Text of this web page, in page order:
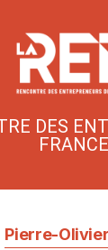
DES
FRANCE
Pierre-